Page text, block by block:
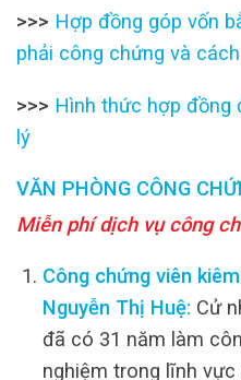
>>> Hợp đồng góp vốn
phải công chứng và
>>> Hình thức hợp đồng
lý
VĂN PHÒNG CÔNG
Miễn phí dịch vụ công
Công chứng viên
Nguyễn Thị Huệ: Cử
đã có 31 năm làm
nghiệm trong lĩnh